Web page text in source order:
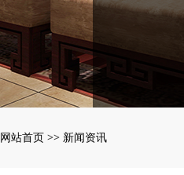
网站首页 >> 新闻资讯